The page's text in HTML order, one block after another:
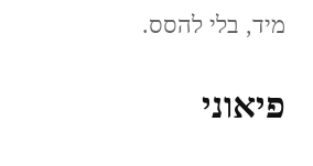
מיד, בלי להסס.
פיאוני